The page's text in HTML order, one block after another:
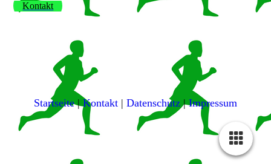
Kontakt
Startseite|Kontakt | Daten­schutz|Impressum